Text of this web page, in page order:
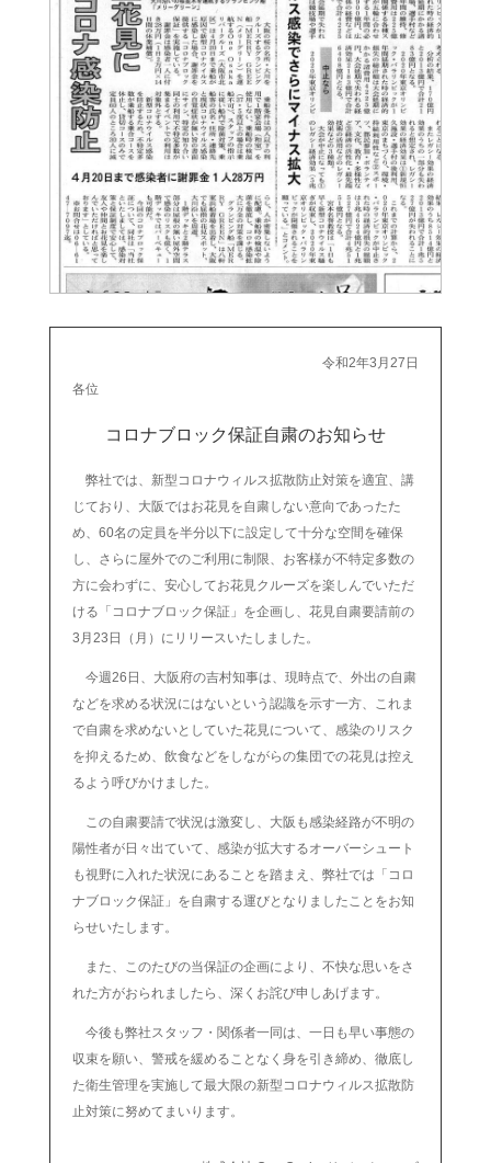
令和2年3月27日
各位
コロナブロック保証自粛のお知らせ
弊社では、新型コロナウィルス拡散防止対策を適宜、講
じており、大阪ではお花見を自粛しない意向であったた
め、60名の定員を半分以下に設定して十分な空間を確保
し、さらに屋外でのご利用に制限、お客様が不特定多数の
方に会わずに、安心してお花見クルーズを楽しんでいただ
ける「コロナブロック保証」を企画し、花見自粛要請前の
3月23日（月）にリリースいたしました。
今週26日、大阪府の吉村知事は、現時点で、外出の自粛
などを求める状況にはないという認識を示す一方、これま
で自粛を求めないとしていた花見について、感染のリスク
を抑えるため、飲食などをしながらの集団での花見は控え
るよう呼びかけました。
この自粛要請で状況は激変し、大阪も感染経路が不明の
陽性者が日々出ていて、感染が拡大するオーバーシュート
も視野に入れた状況にあることを踏まえ、弊社では「コロ
ナブロック保証」を自粛する運びとなりましたことをお知
らせいたします。
また、このたびの当保証の企画により、不快な思いをさ
れた方がおられましたら、深くお詫び申しあげます。
今後も弊社スタッフ・関係者一同は、一日も早い事態の
収束を願い、警戒を緩めることなく身を引き締め、徹底し
た衛生管理を実施して最大限の新型コロナウィルス拡散防
止対策に努めてまいります。